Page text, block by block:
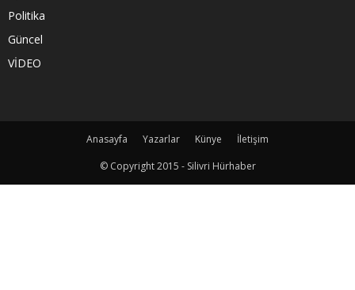
Politika
Güncel
VİDEO
Anasayfa Yazarlar Künye
İletişim
© Copyright 2015 - Silivri Hürhaber